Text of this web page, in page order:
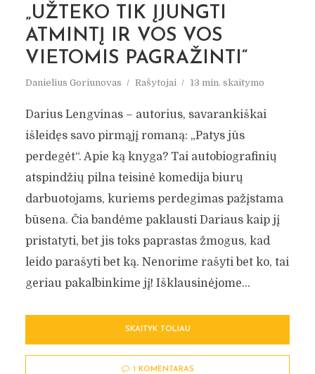
„UŽTEKO TIK ĮJUNGTI
ATMINTĮ IR VOS VOS
VIETOMIS PAGRAŽINTI“
Danielius Goriunovas Rašytojai 13 min. skaitymo
Darius Lengvinas – autorius, savarankiškai
išleidęs savo pirmąjį romaną: „Patys jūs
perdegėt“. Apie ką knyga? Tai autobiografinių
atspindžių pilna teisinė komedija biurų
darbuotojams, kuriems perdegimas pažįstama
būsena. Čia bandėme paklausti Dariaus kaip jį
pristatyti, bet jis toks paprastas žmogus, kad
leido parašyti bet ką. Nenorime rašyti bet ko, tai
geriau pakalbinkime jį! Išklausinėjome...
SKAITYK TOLIAU
1 KOMENTARAS